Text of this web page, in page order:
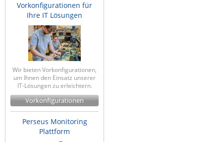
Vorkonfigurationen für
Ihre IT Lösungen
Wir bieten Vorkonfigurationen,
um Ihnen den Einsatz unserer
IT-Lösungen zu erleichtern.
Vorkonfigurationen
Perseus Monitoring
Plattform